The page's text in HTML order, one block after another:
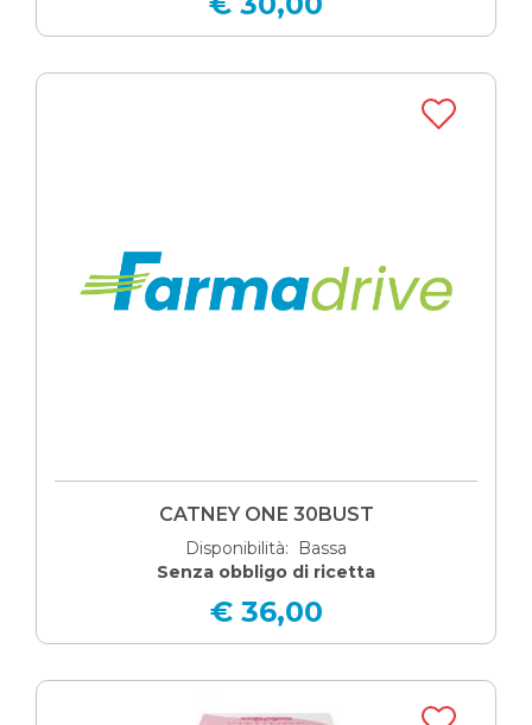
CATNEY ONE 30BUST
Disponibilità: Bassa
Senza obbligo di ricetta
€ 36,00